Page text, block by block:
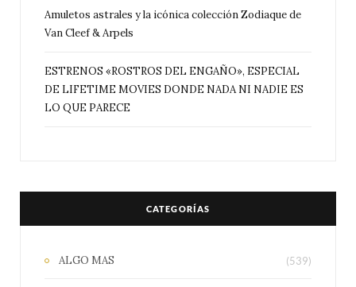
Amuletos astrales y la icónica colección Zodiaque de
Van Cleef & Arpels
ESTRENOS «ROSTROS DEL ENGAÑO», ESPECIAL
DE LIFETIME MOVIES DONDE NADA NI NADIE ES
LO QUE PARECE
CATEGORÍAS
ALGO MAS (539)